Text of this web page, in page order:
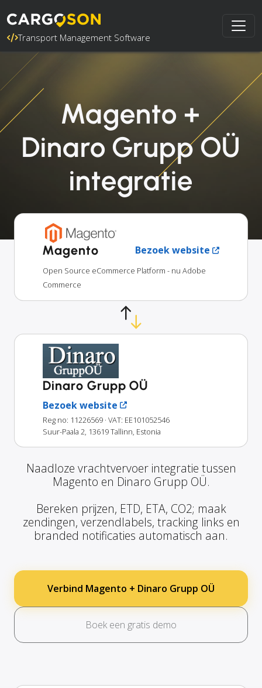
Transport Management Software
Magento +
Dinaro Grupp OÜ
integratie
Magento Bezoek website
Open Source eCommerce Platform - nu Adobe
Commerce
Dinaro Grupp OÜ
Bezoek website
Reg no: 11226569 · VAT: EE101052546
Suur-Paala 2, 13619 Tallinn, Estonia
Naadloze vrachtvervoer integratie tussen
Magento en Dinaro Grupp OÜ.
Bereken prijzen, ETD, ETA, CO2; maak
zendingen, verzendlabels, tracking links en
branded notificaties automatisch aan.
Verbind Magento + Dinaro Grupp OÜ
Boek een gratis demo